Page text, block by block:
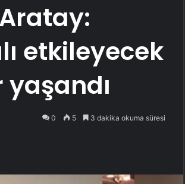
etkileyecek
0 5 3 dakika okuma süresi